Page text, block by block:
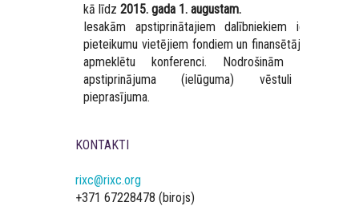
kā līdz 2015. gada 1. augustam.
Iesakām apstiprinātajiem dalībniekiem iesniegt
pieteikumu vietējiem fondiem un finansētājiem, lai
apmeklētu konferenci. Nodrošinām oficiālu
apstiprinājuma (ielūguma) vēstuli pēc
pieprasījuma.
KONTAKTI
rixc@rixc.org
+371 67228478 (birojs)